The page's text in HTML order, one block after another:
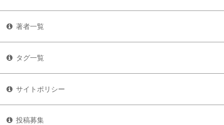
著者一覧
タグ一覧
サイトポリシー
投稿募集